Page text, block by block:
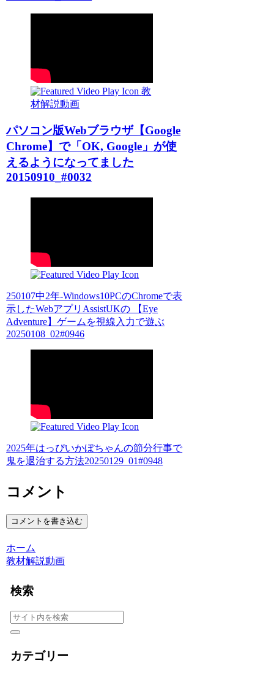
教
材解説動画
パソコン版Webブラウザ【Google
Chrome】で「OK, Google」が使
えるようになってました
20150910_#0032
250107中2年-Windows10PCのChromeで表
示したWebアプリAssistUKの 【Eye
Adventure】ゲームを視線入力で遊ぶ
20250108_02#0946
2025年はっぴいかぼちゃんの節分行事で
鬼を退治する方法20250129_01#0948
コメント
コメントを書き込む
ホーム
教材解説動画
検索
カテゴリー